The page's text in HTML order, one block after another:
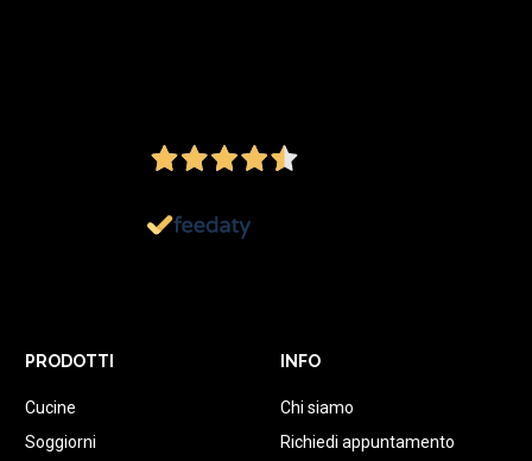
PRODOTTI
Cucine
Soggiorni
INFO
Chi siamo
Richiedi appuntamento